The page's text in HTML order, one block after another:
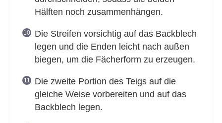
Hälften noch zusammenhängen.
Die Streifen vorsichtig auf das Backblech
legen und die Enden leicht nach außen
biegen, um die Fächerform zu erzeugen.
Die zweite Portion des Teigs auf die
gleiche Weise vorbereiten und auf das
Backblech legen.